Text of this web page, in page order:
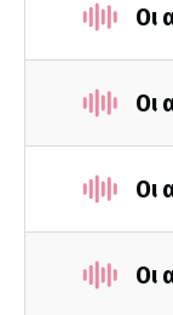
Οι
Οι
Οι
Οι